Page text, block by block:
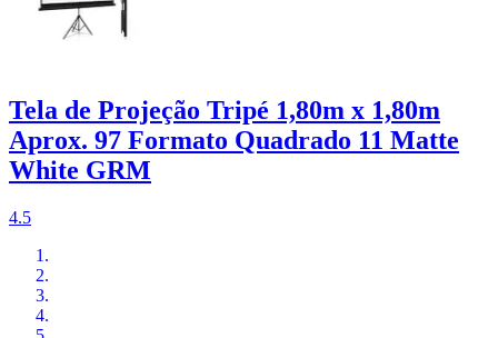
Tela de Projeção Tripé 1,80m x 1,80m
Aprox. 97 Formato Quadrado 11 Matte
White GRM
4.5